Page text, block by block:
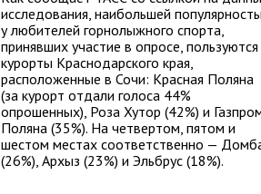
исследования, наибольшей
у любителей горнолыжного спорта,
принявших участие в опросе, пользуются
курорты Краснодарского края,
расположенные в Сочи: Красная Поляна
(за курорт отдали голоса 44%
опрошенных), Роза Хутор (42%) и
Поляна (35%). На четвертом, пятом и
шестом местах соответственно —
(26%), Архыз (23%) и Эльбрус (18%).